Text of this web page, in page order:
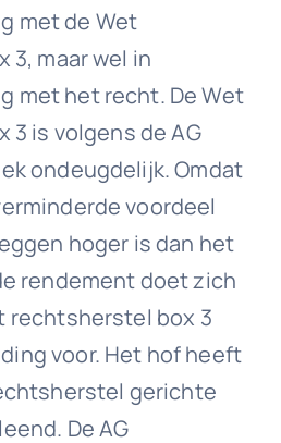
met de Wet
maar wel in
met het recht. De Wet
is volgens de AG
ondeugdelijk. Omdat
voordeel
hoger is dan het
rendement doet zich
rechtsherstel box 3
voor. Het hof heeft
gerichte
De AG